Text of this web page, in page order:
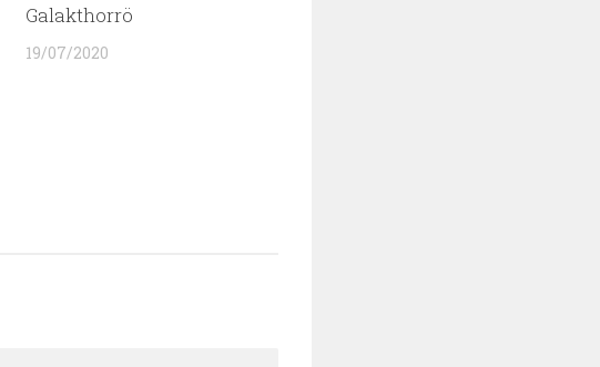
Galakthorrö
19/07/2020